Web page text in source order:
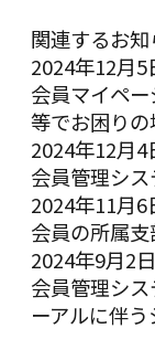
関連するお知
2024年12月5
会員マイペ
等でお困り
2024年12月4
会員管理シ
2024年11月6
会員の所属
2024年9月2日
会員管理シ
ーアルに伴